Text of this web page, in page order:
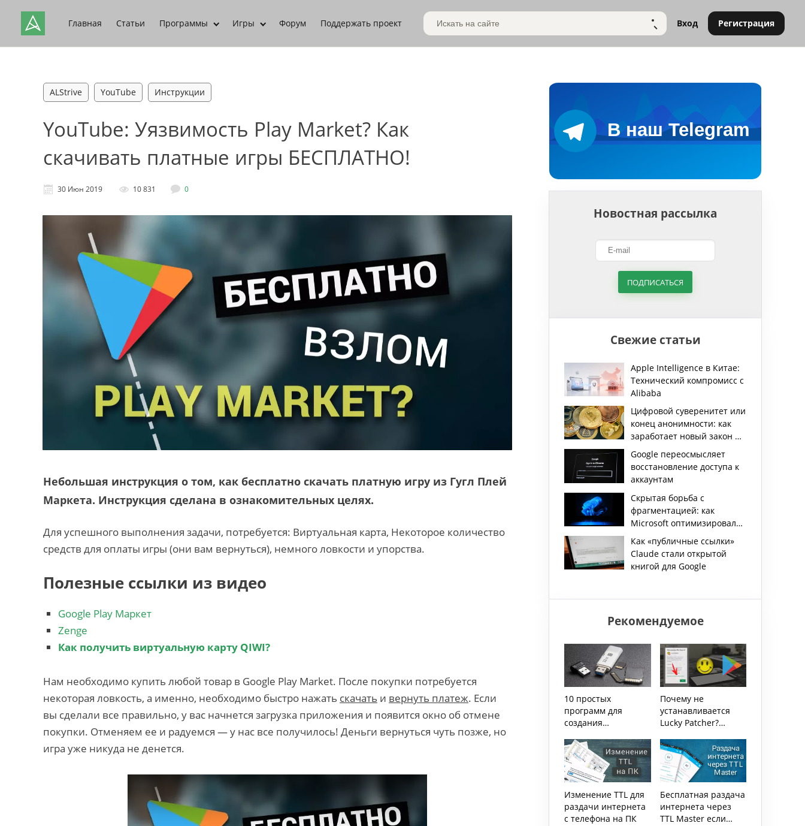
Главная Статьи Программы Игры Форум Поддержать проект Поиск по сайту НАЙТИВход Регистрация
ALStrive YouTube Инструкции
YouTube: Уязвимость Play Market? Как
скачивать платные игры БЕСПЛАТНО!
30 Июн 2019 10 831 0
Небольшая инструкция о том, как бесплатно скачать платную игру из Гугл Плей
Маркета. Инструкция сделана в ознакомительных целях.
Для успешного выполнения задачи, потребуется: Виртуальная карта, Некоторое количество
средств для оплаты игры (они вам вернуться), немного ловкости и упорства.
Полезные ссылки из видео
Google Play Маркет
Zenge
Как получить виртуальную карту QIWI?
Нам необходимо купить любой товар в Google Play Market. После покупки потребуется
некоторая ловкость, а именно, необходимо быстро нажать скачать и вернуть платеж. Если
вы сделали все правильно, у вас начнется загрузка приложения и появится окно об отмене
покупки. Отменяем ее и радуемся — у нас все получилось! Деньги вернуться чуть позже, но
игра уже никуда не денется.
Новостная рассылка
ПОДПИСАТЬСЯ
Свежие статьи
Apple Intelligence в Китае:
Технический компромисс с
Alibaba
Цифровой суверенитет или
конец анонимности: как
заработает новый закон о
криптовалютах в РФ
Google переосмысляет
восстановление доступа к
аккаунтам
Скрытая борьба с
фрагментацией: как
Microsoft оптимизировала
удаление данных в
Windows 11
Как «публичные ссылки»
Claude стали открытой
книгой для Google
Рекомендуемое
10 простых
программ для
создания
Почему не
устанавливается
Lucky Patcher?
изменения
политики Play
Market
Изменение TTL для
раздачи интернета
с телефона на ПК
Бесплатная раздача
интернета через
TTL Master если